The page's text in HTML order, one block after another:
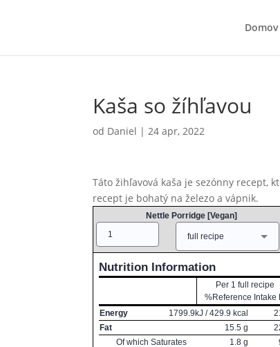
Domov
Kaša so žíhľavou
od Daniel |24 apr, 2022
Táto žihľavová kaša je sezónny recept,
recept je bohatý na železo a vápnik.